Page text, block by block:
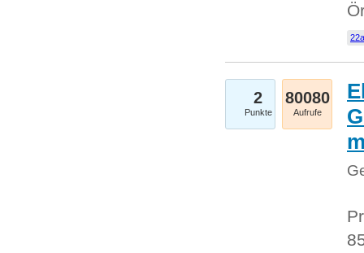
2
Punkte
80080
Aufrufe